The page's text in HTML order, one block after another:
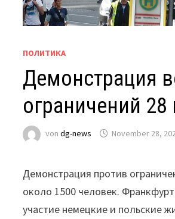
ПОЛИТИКА
Демонстрация
ограничений 28
vondg-news November 28,
Демонстрация против
около 1500 человек.
участие немецкие и польские